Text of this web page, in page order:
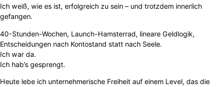
Ich weiß, wie es ist, erfolgreich zu sein – und trotzdem innerlich
gefangen.
40-Stunden-Wochen, Launch-Hamsterrad, lineare Geldlogik,
Entscheidungen nach Kontostand statt nach Seele.
Ich war da.
Ich hab’s gesprengt.
Heute lebe ich unternehmerische Freiheit auf einem Level, das die